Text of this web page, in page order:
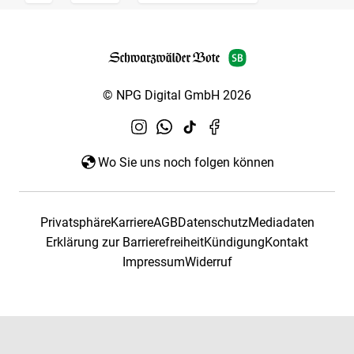
© NPG Digital GmbH 2026
Wo Sie uns noch folgen können
PrivatsphäreKarriereAGBDatenschutzMediadaten
Erklärung zur BarrierefreiheitKündigungKontakt
ImpressumWiderruf